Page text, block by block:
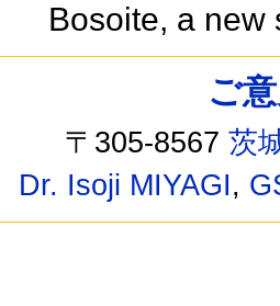
Bosoite, a
ご
〒305-8567茨
Dr. Isoji MIYAGI,